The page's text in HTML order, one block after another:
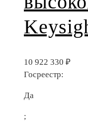
10 922 330 ₽
Госреестр:
Да
;